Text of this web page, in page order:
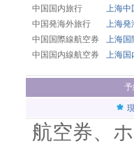
中国国内旅行
上海中
中国発海外旅行
上海発
中国国際線航空券
上海国
中国国内線航空券
上海国
航空券、